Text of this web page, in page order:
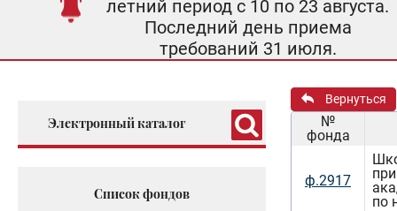
летний период с 10 по 23 августа.
Последний день приема
требований 31 июля.
Электронный каталог
Список фондов
Вернуться
№
фонда
ф.2917
по